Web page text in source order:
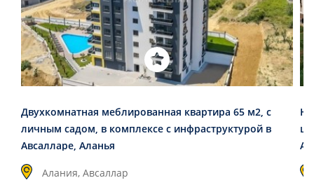
Двухкомнатная меблированная квартира 65 м2, с
личным садом, в комплексе с инфраструктурой в
Авсалларе, Аланья
Алания, Авсаллар